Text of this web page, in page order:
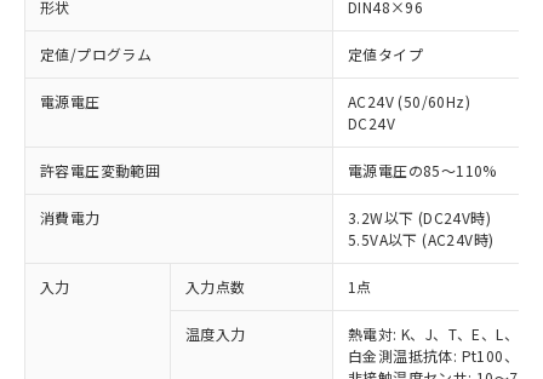
形状 DIN48×96
定値/プログラム 定値タイプ
電源電圧
AC24V (50/60Hz)
DC24V
許容電圧変動範囲 電源電圧の85～110%
消費電力
3.2W以下 (DC24V時)
5.5VA以下 (AC24V時)
入力 入力点数 1点
温度入力
熱電対: K、J、T、E、L、U
白金測温抵抗体: Pt100、